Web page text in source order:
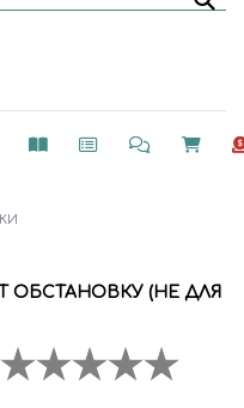
ОБСТАНОВКУ (НЕ ДЛЯ